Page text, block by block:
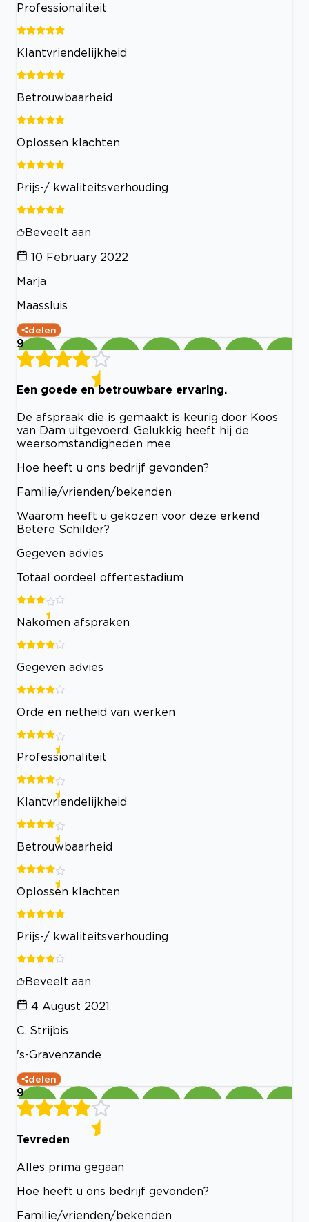
Professionaliteit
Klantvriendelijkheid
Betrouwbaarheid
Oplossen klachten
Prijs-/ kwaliteitsverhouding
Beveelt aan
10 February 2022
Marja
Maassluis
delen
9
Een goede en betrouwbare ervaring.
De afspraak die is gemaakt is keurig door Koos
van Dam uitgevoerd. Gelukkig heeft hij de
weersomstandigheden mee.
Hoe heeft u ons bedrijf gevonden?
Familie/vrienden/bekenden
Waarom heeft u gekozen voor deze erkend
Betere Schilder?
Gegeven advies
Totaal oordeel offertestadium
Nakomen afspraken
Gegeven advies
Orde en netheid van werken
Professionaliteit
Klantvriendelijkheid
Betrouwbaarheid
Oplossen klachten
Prijs-/ kwaliteitsverhouding
Beveelt aan
4 August 2021
C. Strijbis
's-Gravenzande
delen
9
Tevreden
Alles prima gegaan
Hoe heeft u ons bedrijf gevonden?
Familie/vrienden/bekenden